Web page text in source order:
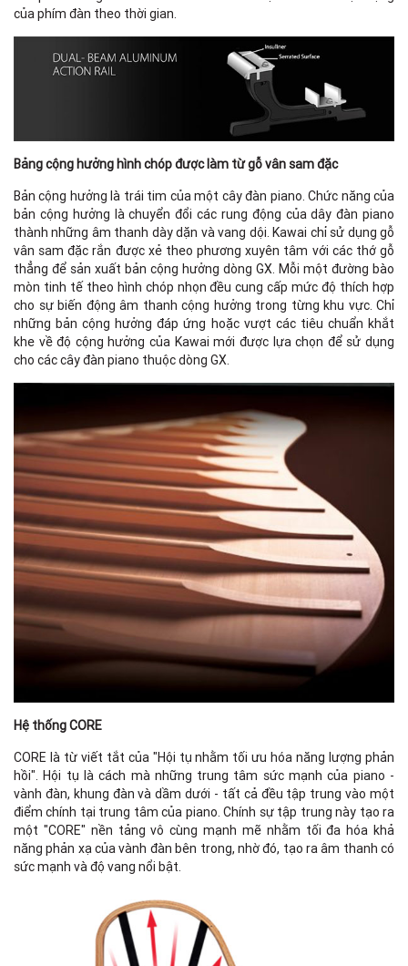
của phím đàn theo thời gian.
Bảng cộng hưởng hình chóp được làm từ gỗ vân sam đặc
Bản cộng hưởng là trái tim của một cây đàn piano. Chức năng của
bản cộng hưởng là chuyển đổi các rung động của dây đàn piano
thành những âm thanh dày dặn và vang dội. Kawai chỉ sử dụng gỗ
vân sam đặc rắn được xẻ theo phương xuyên tâm với các thớ gỗ
thẳng để sản xuất bản cộng hưởng dòng GX. Mỗi một đường bào
mòn tinh tế theo hình chóp nhọn đều cung cấp mức độ thích hợp
cho sự biến động âm thanh cộng hưởng trong từng khu vực. Chỉ
những bản cộng hưởng đáp ứng hoặc vượt các tiêu chuẩn khắt
khe về độ cộng hưởng của Kawai mới được lựa chọn để sử dụng
cho các cây đàn piano thuộc dòng GX.
Hệ thống CORE
CORE là từ viết tắt của "Hội tụ nhằm tối ưu hóa năng lượng phản
hồi". Hội tụ là cách mà những trung tâm sức mạnh của piano -
vành đàn, khung đàn và dầm dưới - tất cả đều tập trung vào một
điểm chính tại trung tâm của piano. Chính sự tập trung này tạo ra
một "CORE" nền tảng vô cùng mạnh mẽ nhằm tối đa hóa khả
năng phản xạ của vành đàn bên trong, nhờ đó, tạo ra âm thanh có
sức mạnh và độ vang nổi bật.